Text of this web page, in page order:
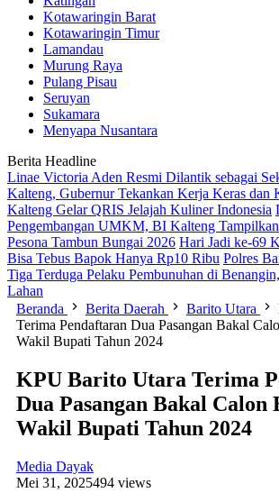
Kotawaringin Barat
Kotawaringin Timur
Lamandau
Murung Raya
Pulang Pisau
Seruyan
Sukamara
Menyapa Nusantara
Berita Headline
Linae Victoria Aden Resmi Dilantik sebagai
Kalteng, Gubernur Tekankan Kerja Keras dan
Kalteng Gelar QRIS Jelajah Kuliner Indonesia
Pengembangan UMKM, BI Kalteng
Pesona Tambun Bungai 2026 Hari Jadi ke-69
Bisa Tebus Bapok Hanya Rp10 Ribu Polres
Tiga Terduga Pelaku Pembunuhan di
Lahan
Beranda
Berita Daerah Barito Utara
Terima Pendaftaran Dua Pasangan Bakal
Wakil Bupati Tahun 2024
KPU Barito Utara Terima
Dua Pasangan Bakal Calon
Wakil Bupati Tahun 2024
Media Dayak
Mei 31, 2025494 views